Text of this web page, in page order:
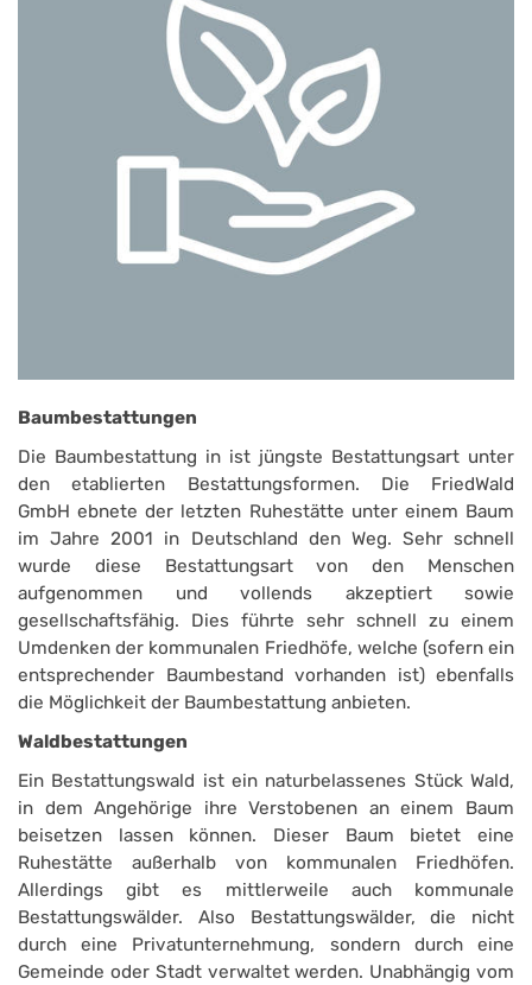
Baumbestattungen
Die Baumbestattung in ist jüngste Bestattungsart unter
den etablierten Bestattungsformen. Die FriedWald
GmbH ebnete der letzten Ruhestätte unter einem Baum
im Jahre 2001 in Deutschland den Weg. Sehr schnell
wurde diese Bestattungsart von den Menschen
aufgenommen und vollends akzeptiert sowie
gesellschaftsfähig. Dies führte sehr schnell zu einem
Umdenken der kommunalen Friedhöfe, welche (sofern ein
entsprechender Baumbestand vorhanden ist) ebenfalls
die Möglichkeit der Baumbestattung anbieten.
Waldbestattungen
Ein Bestattungswald ist ein naturbelassenes Stück Wald,
in dem Angehörige ihre Verstobenen an einem Baum
beisetzen lassen können. Dieser Baum bietet eine
Ruhestätte außerhalb von kommunalen Friedhöfen.
Allerdings gibt es mittlerweile auch kommunale
Bestattungswälder. Also Bestattungswälder, die nicht
durch eine Privatunternehmung, sondern durch eine
Gemeinde oder Stadt verwaltet werden. Unabhängig vom